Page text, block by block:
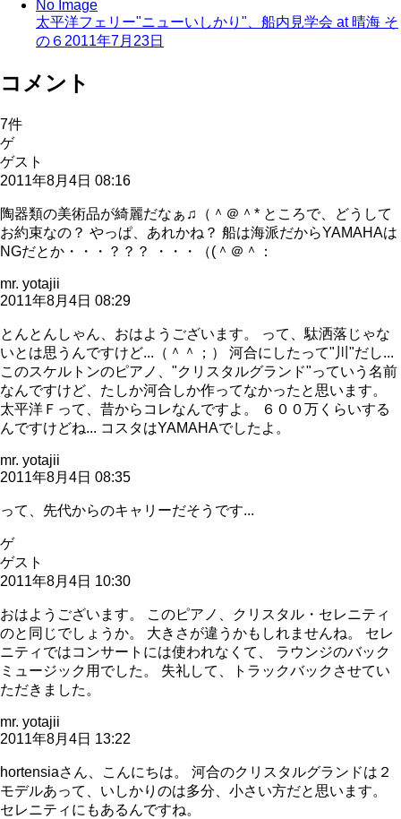
No Image
太平洋フェリー"ニューいしかり"、船内見学会 at 晴海 そ
の６ 2011年7月23日
コメント
7件
ゲ
ゲスト
2011年8月4日 08:16
陶器類の美術品が綺麗だなぁ♫（＾＠＾* ところで、どうして
お約束なの？ やっぱ、あれかね？ 船は海派だからYAMAHAは
NGだとか・・・？？？ ・・・（(＾＠＾：
mr. yotajii
2011年8月4日 08:29
とんとんしゃん、おはようございます。 って、駄洒落じゃな
いとは思うんですけど...（＾＾；） 河合にしたって"川"だし...
このスケルトンのピアノ、"クリスタルグランド"っていう名前
なんですけど、たしか河合しか作ってなかったと思います。
太平洋Ｆって、昔からコレなんですよ。 ６００万くらいする
んですけどね... コスタはYAMAHAでしたよ。
mr. yotajii
2011年8月4日 08:35
って、先代からのキャリーだそうです...
ゲ
ゲスト
2011年8月4日 10:30
おはようございます。 このピアノ、クリスタル・セレニティ
のと同じでしょうか。 大きさが違うかもしれませんね。 セレ
ニティではコンサートには使われなくて、 ラウンジのバック
ミュージック用でした。 失礼して、トラックバックさせてい
ただきました。
mr. yotajii
2011年8月4日 13:22
hortensiaさん、こんにちは。 河合のクリスタルグランドは２
モデルあって、いしかりのは多分、小さい方だと思います。
セレニティにもあるんですね。